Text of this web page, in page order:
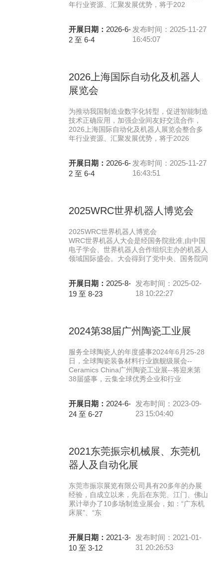
年行业资源、汇聚发展优势，将于202
开展日期： 2026-6-
2 至 6-4
发布时间：2025-11-27
16:45:07
2026上海国际自动化及机器人
展览会
为推动我国制造业数字化转型，促进智能制造
技术正确应用，加强企业间友好交流合作，
2026上海国际自动化及机器人展览会整合多
年行业资源、汇聚发展优势，将于2026
开展日期： 2026-6-
2 至 6-4
发布时间：2025-11-27
16:43:51
2025WRC世界机器人博览会
2025WRC世界机器人博览会
WRC世界机器人大会是经国务院批准,由中国
电子学会、世界机器人合作组织主办的机器人
领域国际盛会。大会得到了党中央、国务院同
开展日期： 2025-8-
19 至 8-23
发布时间：2025-02-
18 10:22:27
2024第38届广州陶瓷工业展
服务全球陶瓷人的年度盛事2024年6月25-28
日，全球陶瓷装备材料行业旗舰级展会--
Ceramics China广州陶瓷工业展--将迎来第
38届盛事，云集全球优秀企业和行业
开展日期： 2024-6-
24 至 6-27
发布时间：2023-09-
23 15:04:40
2021东莞振宗机械展、东莞机
器人及自动化展
东莞市振宗展览有限公司具有20多年的办展
经验，自成立以来，先后在东莞、江门、佛山
累计举办了10多场制造业展会，如：“广东机
床展”、“东
开展日期： 2021-3-
10 至 3-12
发布时间：2021-01-
31 20:26:53